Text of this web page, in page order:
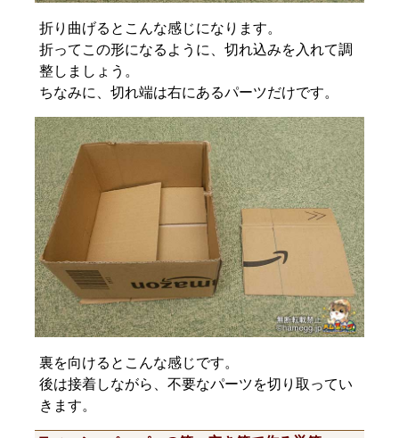
折り曲げるとこんな感じになります。
折ってこの形になるように、切れ込みを入れて調
整しましょう。
ちなみに、切れ端は右にあるパーツだけです。
裏を向けるとこんな感じです。
後は接着しながら、不要なパーツを切り取ってい
きます。